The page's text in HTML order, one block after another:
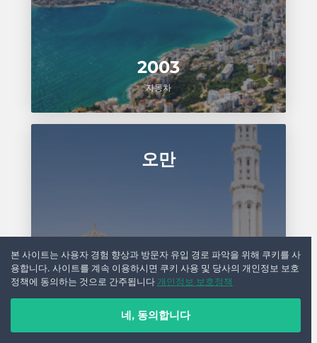
2003
자동차
220
자동차
오만
본 사이트는 사용자 경험 향상과 방문자 유입 경로 파악을 위해 쿠키를 사
용합니다. 사이트를 계속 이용하시면 쿠키 사용 및 당사의 개인정보 보호
정책에 동의하는 것으로 간주됩니다 개인정보 보호정책
네, 동의합니다